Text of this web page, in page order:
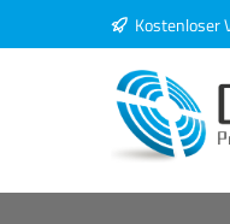
ZurKostenloser